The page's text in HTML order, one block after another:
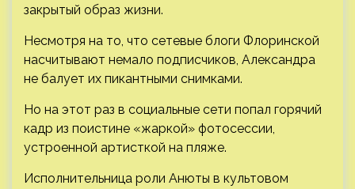
закрытый образ жизни.
Несмотря на то, что сетевые блоги Флоринской
насчитывают немало подписчиков, Александра
не балует их пикантными снимками.
Но на этот раз в социальные сети попал горячий
кадр из поистине «жаркой» фотосессии,
устроенной артисткой на пляже.
Исполнительница роли Анюты в культовом